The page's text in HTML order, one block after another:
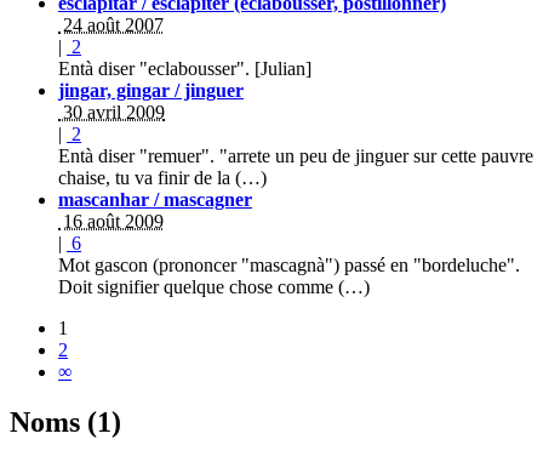
24 août 2007
| 2
Entà diser "eclabousser". [Julian]
jingar, gingar / jinguer
30 avril 2009
| 2
Entà diser "remuer". "arrete un peu de jinguer sur cette pauvre
chaise, tu va finir de la (…)
mascanhar / mascagner
16 août 2009
| 6
Mot gascon (prononcer "mascagnà") passé en "bordeluche".
Doit signifier quelque chose comme (…)
1
2
∞
Noms (1)